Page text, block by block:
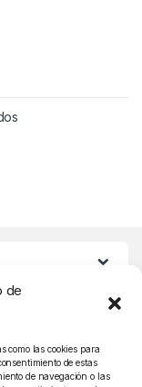
de
como las cookies para
de estas
de navegación o las